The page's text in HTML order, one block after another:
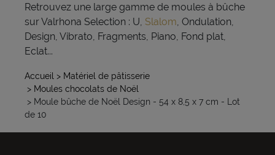
Retrouvez une large gamme de moules à bûche
sur Valrhona Selection : U, Slalom , Ondulation,
Design, Vibrato, Fragments, Piano, Fond plat,
Eclat...
Accueil > Matériel de pâtisserie
> Moules chocolats de Noël
> Moule bûche de Noël Design - 54 x 8,5 x 7 cm - Lot
de 10